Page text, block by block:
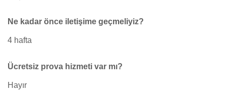
Ne kadar önce iletişime geçmeliyiz?
4 hafta
Ücretsiz prova hizmeti var mı?
Hayır